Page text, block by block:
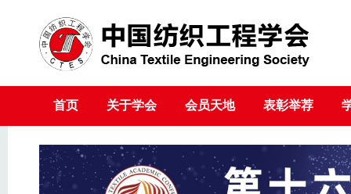
首页 关于学会 会员天地 表彰举荐